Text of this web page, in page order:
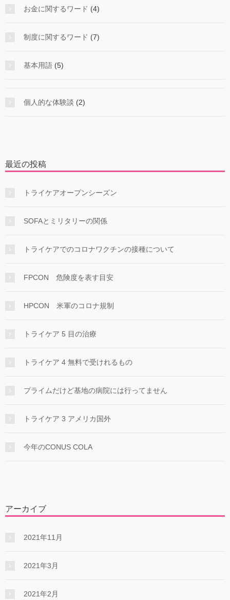
お金に関するワード (4)
制度に関するワード (7)
基本用語 (5)
個人的な体験談 (2)
最近の投稿
トライケアオープンシーズン
SOFAとミリタリーの関係
トライケアでのコロナワクチンの接種について
FPCON 危険度を表す目安
HPCON 米軍のコロナ規制
トライケア 5 目の治療
トライケア 4 無料で受けれるもの
プライムだけど基地の病院には行ってません
トライケア 3 アメリカ国外
今年のCONUS COLA
アーカイブ
2021年11月
2021年3月
2021年2月